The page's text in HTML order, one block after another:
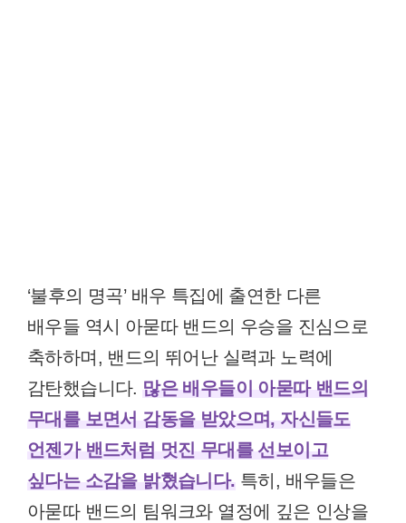
‘불후의 명곡’ 배우 특집에 출연한 다른
배우들 역시 아묻따 밴드의 우승을 진심으로
축하하며, 밴드의 뛰어난 실력과 노력에
감탄했습니다. 많은 배우들이 아묻따 밴드의
무대를 보면서 감동을 받았으며, 자신들도
언젠가 밴드처럼 멋진 무대를 선보이고
싶다는 소감을 밝혔습니다. 특히, 배우들은
아묻따 밴드의 팀워크와 열정에 깊은 인상을